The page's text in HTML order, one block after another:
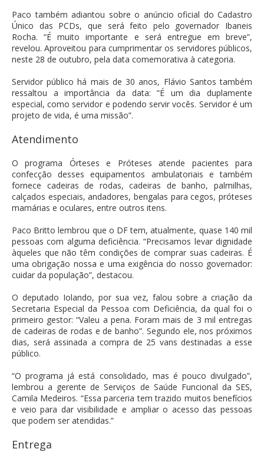
Paco também adiantou sobre o anúncio oficial do Cadastro
Único das PCDs, que será feito pelo governador Ibaneis
Rocha. “É muito importante e será entregue em breve”,
revelou. Aproveitou para cumprimentar os servidores públicos,
neste 28 de outubro, pela data comemorativa à categoria.
Servidor público há mais de 30 anos, Flávio Santos também
ressaltou a importância da data: “É um dia duplamente
especial, como servidor e podendo servir vocês. Servidor é um
projeto de vida, é uma missão”.
Atendimento
O programa Órteses e Próteses atende pacientes para
confecção desses equipamentos ambulatoriais e também
fornece cadeiras de rodas, cadeiras de banho, palmilhas,
calçados especiais, andadores, bengalas para cegos, próteses
mamárias e oculares, entre outros itens.
Paco Britto lembrou que o DF tem, atualmente, quase 140 mil
pessoas com alguma deficiência. “Precisamos levar dignidade
àqueles que não têm condições de comprar suas cadeiras. É
uma obrigação nossa e uma exigência do nosso governador:
cuidar da população”, destacou.
O deputado Iolando, por sua vez, falou sobre a criação da
Secretaria Especial da Pessoa com Deficiência, da qual foi o
primeiro gestor: “Valeu a pena. Foram mais de 3 mil entregas
de cadeiras de rodas e de banho”. Segundo ele, nos próximos
dias, será assinada a compra de 25 vans destinadas a esse
público.
“O programa já está consolidado, mas é pouco divulgado”,
lembrou a gerente de Serviços de Saúde Funcional da SES,
Camila Medeiros. “Essa parceria tem trazido muitos benefícios
e veio para dar visibilidade e ampliar o acesso das pessoas
que podem ser atendidas.”
Entrega